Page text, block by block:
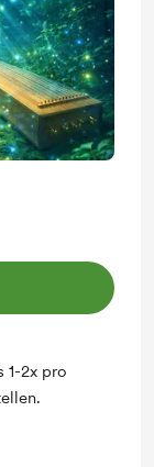
1-2x pro